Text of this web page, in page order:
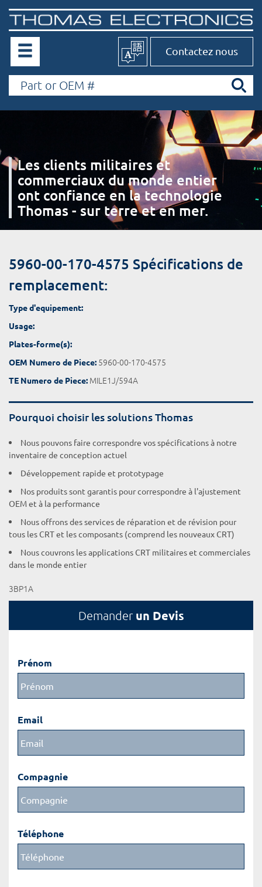
Contactez nous
Les clients militaires et
commerciaux du monde entier
ont confiance en la technologie
Thomas - sur terre et en mer.
5960-00-170-4575 Spécifications de
remplacement:
Type d'equipement:
Usage:
Plates-forme(s):
OEM Numero de Piece: 5960-00-170-4575
TE Numero de Piece: MILE1J/594A
Pourquoi choisir les solutions Thomas
Nous pouvons faire correspondre vos spécifications à notre
inventaire de conception actuel
Développement rapide et prototypage
Nos produits sont garantis pour correspondre à l'ajustement
OEM et à la performance
Nous offrons des services de réparation et de révision pour
tous les CRT et les composants (comprend les nouveaux CRT)
Nous couvrons les applications CRT militaires et commerciales
dans le monde entier
3BP1A
Demander un Devis
Prénom
Email
Compagnie
Téléphone